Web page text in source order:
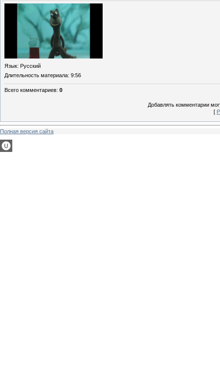
Язык: Русский
Длительность материала: 9:56
Всего комментариев: 0
Добавлять комментарии
[
Полная версия сайта